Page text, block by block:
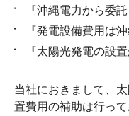
『沖縄電力から委
『発電設備費用は
『太陽光発電の
当社におきまして、
置費用の補助は行って